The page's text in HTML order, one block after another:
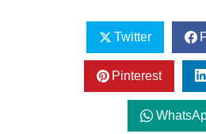
Twitter
Pinterest